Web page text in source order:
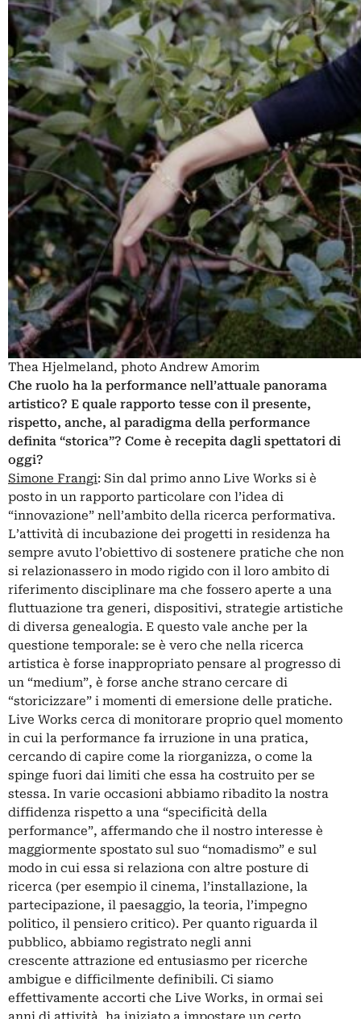
Thea Hjelmeland, photo Andrew Amorim
Che ruolo ha la performance nell’attuale panorama
artistico? E quale rapporto tesse con il presente,
rispetto, anche, al paradigma della performance
definita “storica”? Come è recepita dagli spettatori di
oggi?
Simone Frangi: Sin dal primo anno Live Works si è
posto in un rapporto particolare con l’idea di
“innovazione” nell’ambito della ricerca performativa.
L’attività di incubazione dei progetti in residenza ha
sempre avuto l’obiettivo di sostenere pratiche che non
si relazionassero in modo rigido con il loro ambito di
riferimento disciplinare ma che fossero aperte a una
fluttuazione tra generi, dispositivi, strategie artistiche
di diversa genealogia. E questo vale anche per la
questione temporale: se è vero che nella ricerca
artistica è forse inappropriato pensare al progresso di
un “medium”, è forse anche strano cercare di
“storicizzare” i momenti di emersione delle pratiche.
Live Works cerca di monitorare proprio quel momento
in cui la performance fa irruzione in una pratica,
cercando di capire come la riorganizza, o come la
spinge fuori dai limiti che essa ha costruito per se
stessa. In varie occasioni abbiamo ribadito la nostra
diffidenza rispetto a una “specificità della
performance”, affermando che il nostro interesse è
maggiormente spostato sul suo “nomadismo” e sul
modo in cui essa si relaziona con altre posture di
ricerca (per esempio il cinema, l’installazione, la
partecipazione, il paesaggio, la teoria, l’impegno
politico, il pensiero critico). Per quanto riguarda il
pubblico, abbiamo registrato negli anni
crescente attrazione ed entusiasmo per ricerche
ambigue e difficilmente definibili. Ci siamo
effettivamente accorti che Live Works, in ormai sei